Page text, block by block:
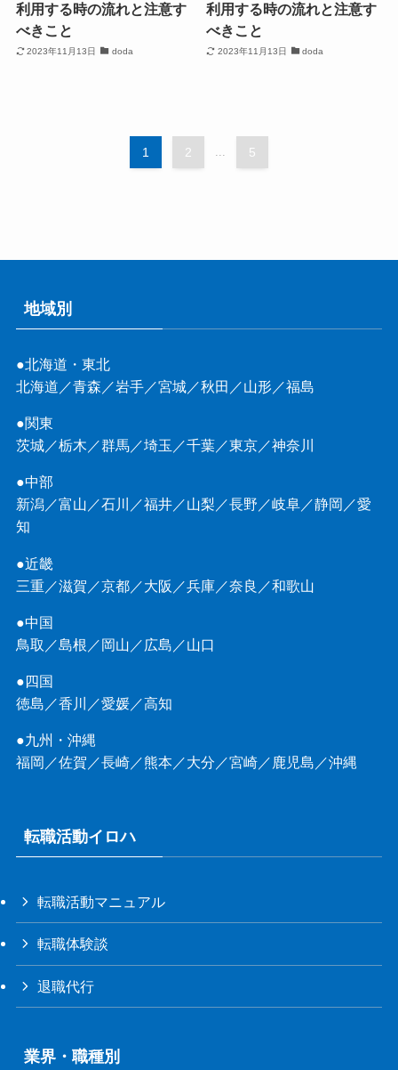
利用する時の流れと注意す
べきこと
2023年11月13日 doda
利用する時の流れと注意す
べきこと
2023年11月13日 doda
1 2 ... 5
地域別
●北海道・東北
北海道 ／青森 ／岩手／宮城／秋田 ／山形／福島
●関東
茨城／栃木 ／群馬／埼玉 ／千葉／東京／神奈川
●中部
新潟／富山 ／石川 ／福井／山梨 ／長野 ／岐阜／静岡 ／愛
知
●近畿
三重／滋賀 ／京都／大阪 ／兵庫／奈良 ／和歌山
●中国
鳥取 ／島根 ／岡山 ／ 広島 ／山口
●四国
徳島 ／香川 ／愛媛／高知
●九州・沖縄
福岡 ／佐賀 ／長崎／熊本／大分 ／宮崎／ 鹿児島 ／沖縄
転職活動イロハ
転職活動マニュアル
転職体験談
退職代行
業界・職種別